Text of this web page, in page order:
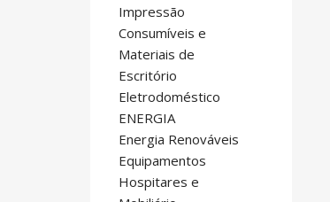
Impressão
Consumíveis e
Materiais de
Escritório
Eletrodoméstico
ENERGIA
Energia Renováveis
Equipamentos
Hospitares e